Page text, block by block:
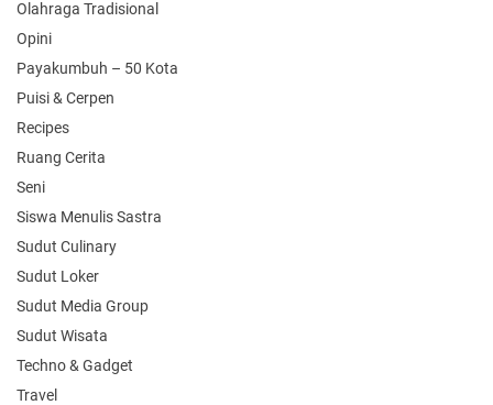
Olahraga Tradisional
Opini
Payakumbuh – 50 Kota
Puisi & Cerpen
Recipes
Ruang Cerita
Seni
Siswa Menulis Sastra
Sudut Culinary
Sudut Loker
Sudut Media Group
Sudut Wisata
Techno & Gadget
Travel